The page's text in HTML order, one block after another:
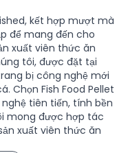
kết hợp mượt mà
để mang đến cho
xuất viên thức ăn
tôi, được đặt tại
bị công nghệ mới
Chọn Fish Food Pellet
tiên tiến, tính bền
mong được hợp tác
xuất viên thức ăn